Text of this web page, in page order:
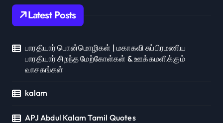
Latest Posts
பாரதியார் பொன்மொழிகள் | மகாகவி சுப்பிரமணிய
பாரதியார் சிறந்த மேற்கோள்கள் & ஊக்கமளிக்கும்
வாசகங்கள்
kalam
APJ Abdul Kalam Tamil Quotes